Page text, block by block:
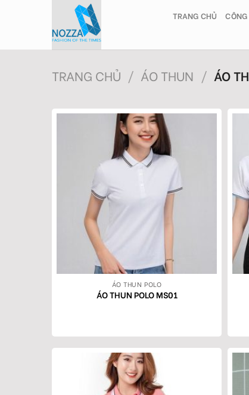
TRANG CHỦ
TRANG CHỦ / ÁO THUN / ÁO
ÁO THUN POLO
ÁO THUN POLO MS01